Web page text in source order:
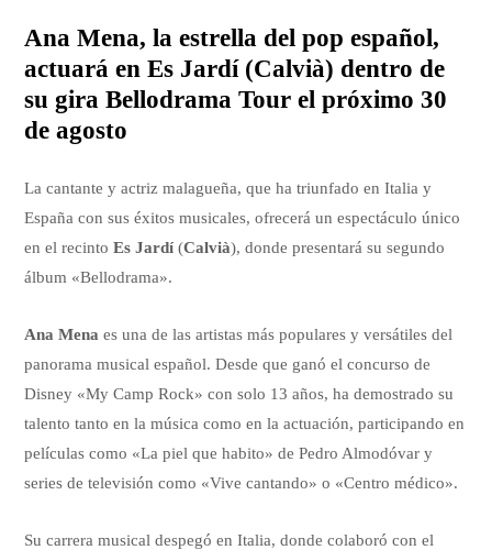
Ana Mena, la estrella del pop español,
actuará en Es Jardí (Calvià) dentro de
su gira Bellodrama Tour el próximo 30
de agosto
La cantante y actriz malagueña, que ha triunfado en Italia y
España con sus éxitos musicales, ofrecerá un espectáculo único
en el recintoEs Jardí (Calvià), donde presentará su segundo
álbum «Bellodrama».
Ana Mena es una de las artistas más populares y versátiles del
panorama musical español. Desde que ganó el concurso de
Disney «My Camp Rock» con solo 13 años, ha demostrado su
talento tanto en la música como en la actuación, participando en
películas como «La piel que habito» de Pedro Almodóvar y
series de televisión como «Vive cantando» o «Centro médico».
Su carrera musical despegó en Italia, donde colaboró con el